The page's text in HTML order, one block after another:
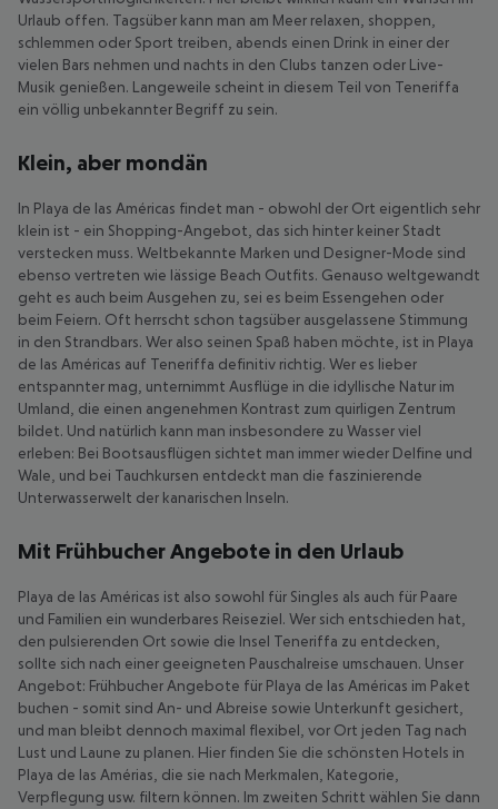
Urlaub offen. Tagsüber kann man am Meer relaxen, shoppen,
schlemmen oder Sport treiben, abends einen Drink in einer der
vielen Bars nehmen und nachts in den Clubs tanzen oder Live-
Musik genießen. Langeweile scheint in diesem Teil von Teneriffa
ein völlig unbekannter Begriff zu sein.
Klein, aber mondän
In Playa de las Américas findet man - obwohl der Ort eigentlich sehr
klein ist - ein Shopping-Angebot, das sich hinter keiner Stadt
verstecken muss. Weltbekannte Marken und Designer-Mode sind
ebenso vertreten wie lässige Beach Outfits. Genauso weltgewandt
geht es auch beim Ausgehen zu, sei es beim Essengehen oder
beim Feiern. Oft herrscht schon tagsüber ausgelassene Stimmung
in den Strandbars. Wer also seinen Spaß haben möchte, ist in Playa
de las Américas auf Teneriffa definitiv richtig. Wer es lieber
entspannter mag, unternimmt Ausflüge in die idyllische Natur im
Umland, die einen angenehmen Kontrast zum quirligen Zentrum
bildet. Und natürlich kann man insbesondere zu Wasser viel
erleben: Bei Bootsausflügen sichtet man immer wieder Delfine und
Wale, und bei Tauchkursen entdeckt man die faszinierende
Unterwasserwelt der kanarischen Inseln.
Mit Frühbucher Angebote in den Urlaub
Playa de las Américas ist also sowohl für Singles als auch für Paare
und Familien ein wunderbares Reiseziel. Wer sich entschieden hat,
den pulsierenden Ort sowie die Insel Teneriffa zu entdecken,
sollte sich nach einer geeigneten Pauschalreise umschauen. Unser
Angebot: Frühbucher Angebote für Playa de las Américas im Paket
buchen - somit sind An- und Abreise sowie Unterkunft gesichert,
und man bleibt dennoch maximal flexibel, vor Ort jeden Tag nach
Lust und Laune zu planen. Hier finden Sie die schönsten Hotels in
Playa de las Amérias, die sie nach Merkmalen, Kategorie,
Verpflegung usw. filtern können. Im zweiten Schritt wählen Sie dann